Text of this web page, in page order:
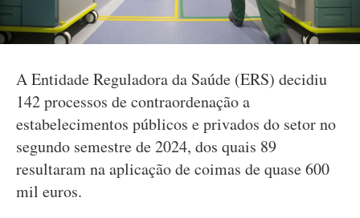
A Entidade Reguladora da Saúde (ERS) decidiu
142 processos de contraordenação a
estabelecimentos públicos e privados do setor no
segundo semestre de 2024, dos quais 89
resultaram na aplicação de coimas de quase 600
mil euros.